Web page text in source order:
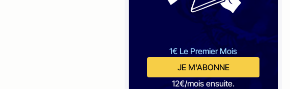
1€ Le Premier Mois
JE M'ABONNE
12€/mois ensuite.